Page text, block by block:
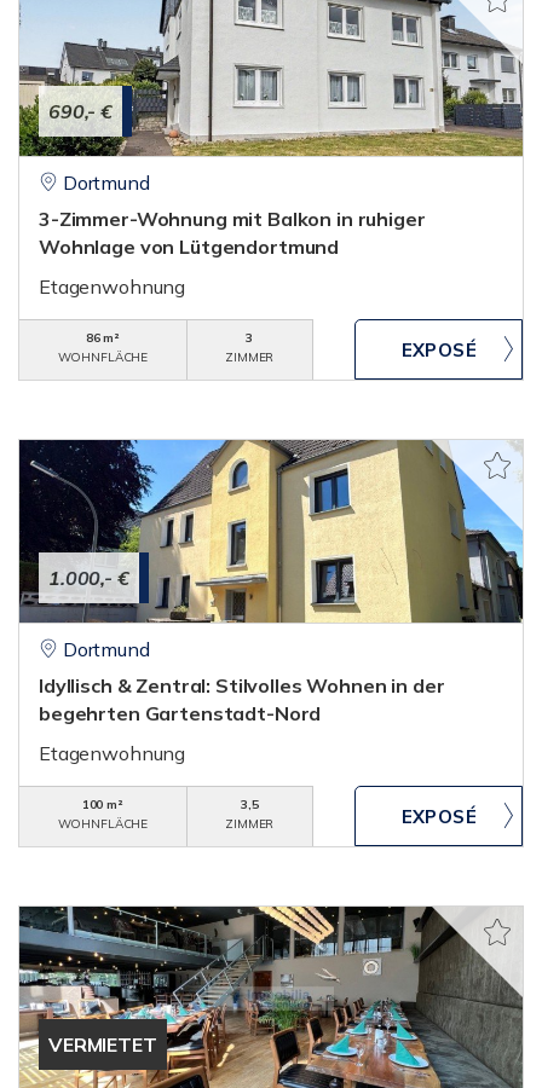
690,- €
Dortmund
3-Zimmer-Wohnung mit Balkon in ruhiger
Wohnlage von Lütgendortmund
Etagenwohnung
86 m²
WOHNFLÄCHE
3
ZIMMER
1.000,- €
Dortmund
Idyllisch & Zentral: Stilvolles Wohnen in der
begehrten Gartenstadt-Nord
Etagenwohnung
100 m²
WOHNFLÄCHE
3,5
ZIMMER
VERMIETET